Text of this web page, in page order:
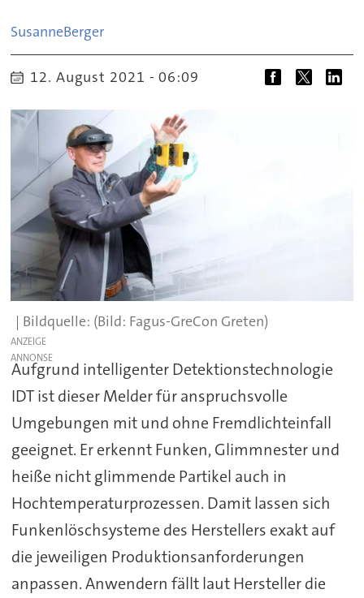
SusanneBerger
12. August 2021 - 06:09
(Bild: Fagus-GreCon Greten)
ANZEIGE
Aufgrund intelligenter Detektionstechnologie
IDT ist dieser Melder für anspruchsvolle
Umgebungen mit und ohne Fremdlichteinfall
geeignet. Er erkennt Funken, Glimmnester und
heiße nicht glimmende Partikel auch in
Hochtemperaturprozessen. Damit lassen sich
Funkenlöschsysteme des Herstellers exakt auf
die jeweiligen Produktionsanforderungen
anpassen. Anwendern fällt laut Hersteller die